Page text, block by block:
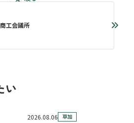
工会議所
い
2026.08.06 草加